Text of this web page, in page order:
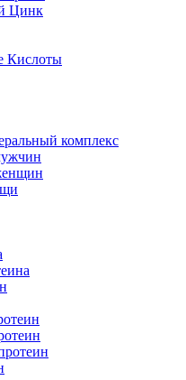
Цинк
Кислоты
комплекс